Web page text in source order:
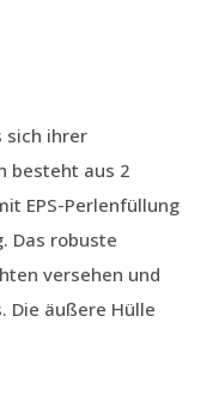
sich ihrer
besteht aus 2
EPS-Perlenfüllung
Das robuste
versehen und
Die äußere Hülle